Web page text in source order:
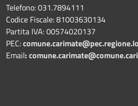
Telefono: 031.7894111
Codice Fiscale: 81003630134
Partita IVA: 00574020137
PEC:
Email: